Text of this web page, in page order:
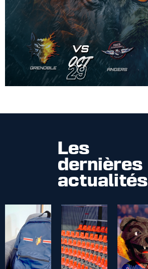
Les
dernières
actualités